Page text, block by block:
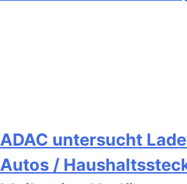
ADAC untersucht
Autos /